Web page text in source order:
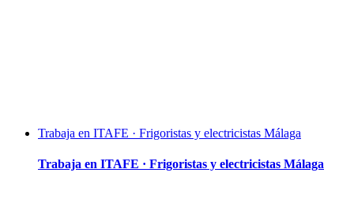
Trabaja en ITAFE · Frigoristas y electricistas Málaga
Trabaja en ITAFE · Frigoristas y electricistas Málaga